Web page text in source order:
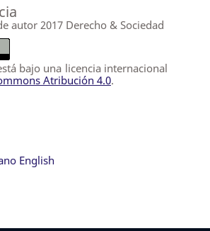
autor 2017 Derecho & Sociedad
bajo una licencia internacional
Atribución 4.0.
English